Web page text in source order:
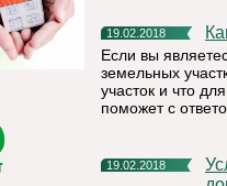
19.02.2018
Если вы
земельных
участок и что
поможет с
19.02.2018
Услуги Росреестра в Многофункциональном центре «Мои